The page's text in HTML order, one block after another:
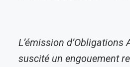
L’émission
suscité un engouement